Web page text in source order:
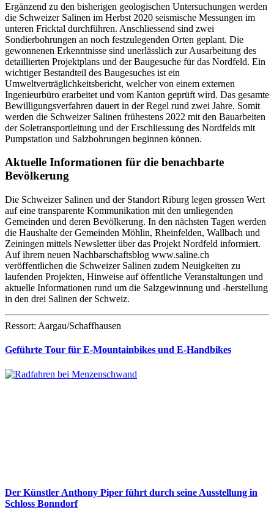
Ergänzend zu den bisherigen geologischen Untersuchungen werden
die Schweizer Salinen im Herbst 2020 seismische Messungen im
unteren Fricktal durchführen. Anschliessend sind zwei
Sondierbohrungen an noch festzulegenden Orten geplant. Die
gewonnenen Erkenntnisse sind unerlässlich zur Ausarbeitung des
detaillierten Projektplans und der Baugesuche für das Nordfeld. Ein
wichtiger Bestandteil des Baugesuches ist ein
Umweltverträglichkeitsbericht, welcher von einem externen
Ingenieurbüro erarbeitet und vom Kanton geprüft wird. Das gesamte
Bewilligungsverfahren dauert in der Regel rund zwei Jahre. Somit
werden die Schweizer Salinen frühestens 2022 mit den Bauarbeiten
der Soletransportleitung und der Erschliessung des Nordfelds mit
Pumpstation und Salzbohrungen beginnen können.
Aktuelle Informationen für die benachbarte
Bevölkerung
Die Schweizer Salinen und der Standort Riburg legen grossen Wert
auf eine transparente Kommunikation mit den umliegenden
Gemeinden und deren Bevölkerung. In den nächsten Tagen werden
die Haushalte der Gemeinden Möhlin, Rheinfelden, Wallbach und
Zeiningen mittels Newsletter über das Projekt Nordfeld informiert.
Auf ihrem neuen Nachbarschaftsblog www.saline.ch
veröffentlichen die Schweizer Salinen zudem Neuigkeiten zu
laufenden Projekten, Hinweise auf öffentliche Veranstaltungen und
aktuelle Informationen rund um die Salzgewinnung und ‐herstellung
in den drei Salinen der Schweiz.
Ressort: Aargau/Schaffhausen
Geführte Tour für E-Mountainbikes und E-Handbikes
Der Künstler Anthony Piper führt durch seine Ausstellung in
Schloss Bonndorf